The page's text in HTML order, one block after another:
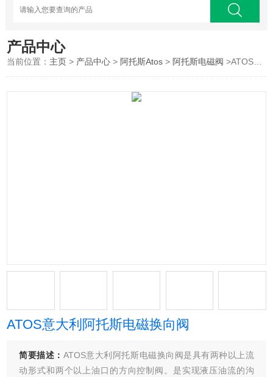
产品中心
当前位置： 主页 > 产品中心 > 阿托斯Atos > 阿托斯电磁阀 >ATOS意大利阿托斯电磁换向阀
ATOS意大利阿托斯电磁换向阀
简要描述： ATOS意大利阿托斯电磁换向阀是具有两种以上流
动形式和两个以上油口的方向控制阀。是实现液压油流的沟